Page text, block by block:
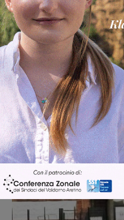
Campionato nazionale
Juniores, girone
interamente toscano per
Terranuova Traiana e
Montevarchi
Calcio Giovanili 8 Agosto 2026
Ultime Calcio